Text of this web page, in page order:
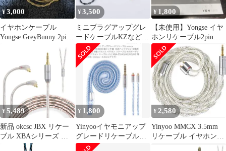
帯の再現性に優れる、
金メッキ銅端子で長持
ち、航空
ィオ イヤフォン ケーブ
ル （白青・Q
¥3,000
イヤホンケーブル
Yongse GreyBunny 2pin
¥3,500
ミニプラグアップグレ
ードケーブルKZなど中
華イヤホン対応 リケー
ブル2pin（0.78mm）
4.4mmイヤホン延長5極
4.4mmバランスケーブ
ル8芯銀メッキhi-fiオー
ディオイヤホン
(2pin4.4mm)
¥ 1,800
【未使用】Yongse イヤ
ホンリケーブル2pin
4.4mm プラグ
¥5,489
新品 okcsc JBX リケー
ブル XBAシリーズ ケ
ーブル イヤホンケーブ
¥ 1,800
Yinyooイヤモニアップ
グレードリケーブル
YYX4849MMCX 4.4mm
¥ 2,580
Yinyoo MMCX 3.5mm
リケーブル イヤホンケ